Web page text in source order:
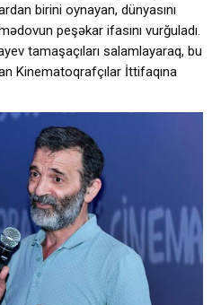
birini oynayan, dünyasını
peşəkar ifasını vurğuladı.
tamaşaçıları salamlayaraq, bu
Kinematoqrafçılar İttifaqına